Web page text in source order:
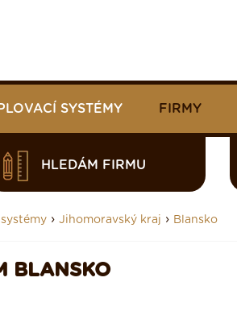
SYSTÉMY FIRMY
HLEDÁM FIRMU
› Jihomoravský kraj › Blansko
BLANSKO